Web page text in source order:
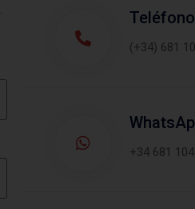
Teléfono
(+34) 681
+34 681